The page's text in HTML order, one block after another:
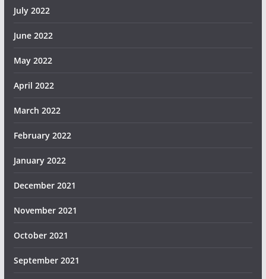
July 2022
June 2022
May 2022
April 2022
March 2022
February 2022
January 2022
December 2021
November 2021
October 2021
September 2021